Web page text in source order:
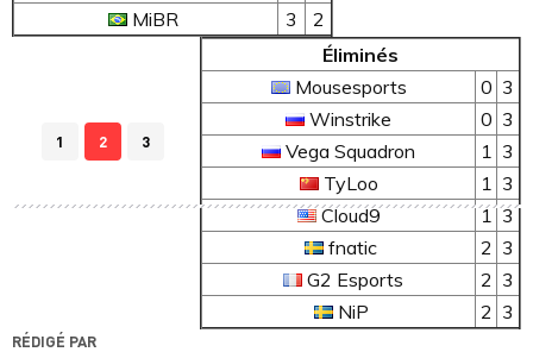
MiBR
3
2
Éliminés
Mousesports
0 3
Winstrike
0 3
Vega Squadron
1 3
TyLoo
1 3
Cloud9
1 3
fnatic
2 3
G2 Esports
2 3
NiP
2 3
1 2 3
RÉDIGÉ PAR